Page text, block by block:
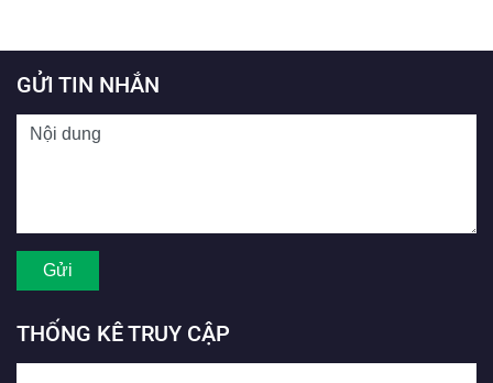
GỬI TIN NHẮN
THỐNG KÊ TRUY CẬP